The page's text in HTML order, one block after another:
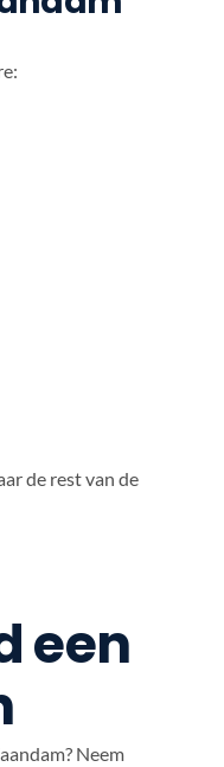
de rest van de
een
Neem